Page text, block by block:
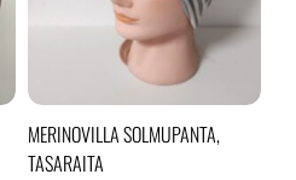
MERINOVILLA SOLMUPANTA,
TASARAITA